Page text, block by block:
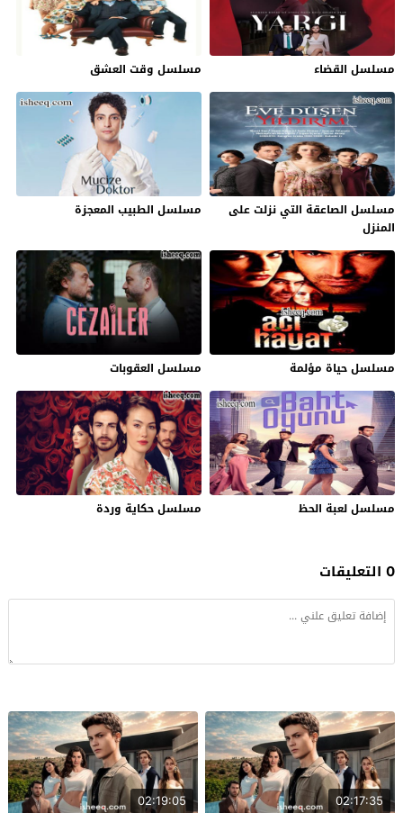
مسلسل القضاء مسلسل وقت العشق
مسلسل الصاعقة التي نزلت على
المنزل
مسلسل الطبيب المعجزة
مسلسل حياة مؤلمة مسلسل العقوبات
مسلسل لعبة الحظ مسلسل حكاية وردة
0 التعليقات
02:17:35
02:19:05